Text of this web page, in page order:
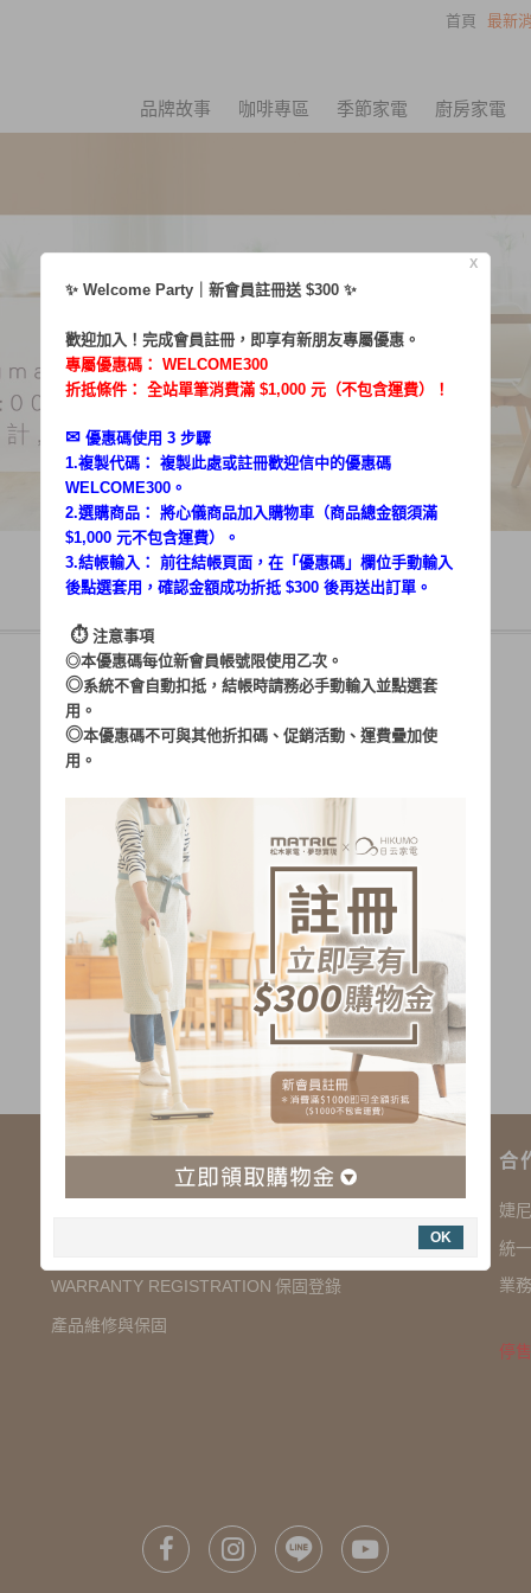
首頁 最新
品牌故事
咖啡專區 季節家電 廚房家電
帳號：
加入會員 忘記密碼?
購物說明
WARRANTY REGISTRATION 保固登錄
產品維修與保固
合
婕
統
業
停
X
✨ Welcome Party｜新會員註冊送 $300 ✨
歡迎加入！完成會員註冊，即享有新朋友專屬優惠。
專屬優惠碼： WELCOME300
折抵條件： 全站單筆消費滿 $1,000 元（不包含運費）！
✉︎ 優惠碼使用 3 步驟
1.複製代碼： 複製此處或註冊歡迎信中的優惠碼
WELCOME300。
2.選購商品： 將心儀商品加入購物車（商品總金額須滿
$1,000 元不包含運費）。
3.結帳輸入： 前往結帳頁面，在「 優惠碼 」欄位手動輸入
後點選套用，確認金額成功折抵 $300 後再送出訂單。
⏱︎ 注意事項
◎本優惠碼每位新會員帳號限使用乙次。
◎系統不會自動扣抵，結帳時請務必手動輸入並點選套
用。
◎本優惠碼不可與其他折扣碼、促銷活動、運費疊加使
用。
OK